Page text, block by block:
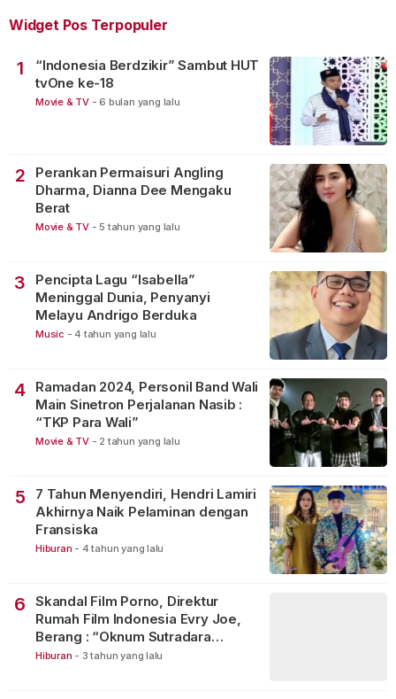
Widget Pos Terpopuler
1
“Indonesia Berdzikir” Sambut HUT
tvOne ke-18
Movie & TV - 6 bulan yang lalu
2
Perankan Permaisuri Angling
Dharma, Dianna Dee Mengaku
Berat
Movie & TV - 5 tahun yang lalu
3
Pencipta Lagu “Isabella”
Meninggal Dunia, Penyanyi
Melayu Andrigo Berduka
Music - 4 tahun yang lalu
4
Ramadan 2024, Personil Band Wali
Main Sinetron Perjalanan Nasib :
“TKP Para Wali”
Movie & TV - 2 tahun yang lalu
5
7 Tahun Menyendiri, Hendri Lamiri
Akhirnya Naik Pelaminan dengan
Fransiska
Hiburan - 4 tahun yang lalu
6
Skandal Film Porno, Direktur
Rumah Film Indonesia Evry Joe,
Berang : “Oknum Sutradara
Merusak Perfilman Indonesia”!
Hiburan - 3 tahun yang lalu